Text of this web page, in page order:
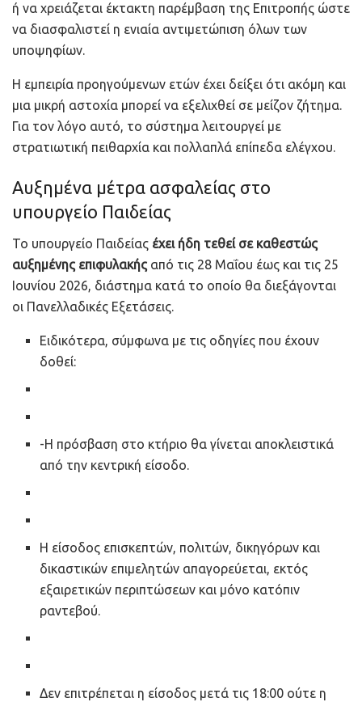
ή να χρειάζεται έκτακτη παρέμβαση της Επιτροπής ώστε
να διασφαλιστεί η ενιαία αντιμετώπιση όλων των
υποψηφίων.
Η εμπειρία προηγούμενων ετών έχει δείξει ότι ακόμη και
μια μικρή αστοχία μπορεί να εξελιχθεί σε μείζον ζήτημα.
Για τον λόγο αυτό, το σύστημα λειτουργεί με
στρατιωτική πειθαρχία και πολλαπλά επίπεδα ελέγχου.
Αυξημένα μέτρα ασφαλείας στο
υπουργείο Παιδείας
Το υπουργείο Παιδείας έχει ήδη τεθεί σε καθεστώς
αυξημένης επιφυλακής από τις 28 Μαΐου έως και τις 25
Ιουνίου 2026, διάστημα κατά το οποίο θα διεξάγονται
οι Πανελλαδικές Εξετάσεις.
Ειδικότερα, σύμφωνα με τις οδηγίες που έχουν
δοθεί:
-Η πρόσβαση στο κτήριο θα γίνεται αποκλειστικά
από την κεντρική είσοδο.
Η είσοδος επισκεπτών, πολιτών, δικηγόρων και
δικαστικών επιμελητών απαγορεύεται, εκτός
εξαιρετικών περιπτώσεων και μόνο κατόπιν
ραντεβού.
Δεν επιτρέπεται η είσοδος μετά τις 18:00 ούτε η